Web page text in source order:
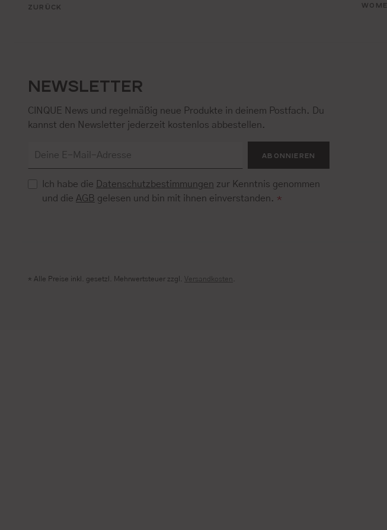
ZURÜCK
NEWSLETTER
CINQUE News und regelmäßig neue Produkte in deinem Postfach. Du
kannst den Newsletter jederzeit kostenlos abbestellen.
ABONNIEREN
Ich habe die Datenschutzbestimmungen zur Kenntnis genommen
und dieAGB gelesen und bin mit ihnen einverstanden. *
* Alle Preise inkl. gesetzl. Mehrwertsteuer zzgl. Versandkosten.